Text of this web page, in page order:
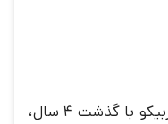
در سال 1387 در زمینه تحلیل، طراحی و تولید درب بازكن هاي صوتي و تصويري کار خود را آغاز نمود. برند فربیکو با گذشت 4 سال،